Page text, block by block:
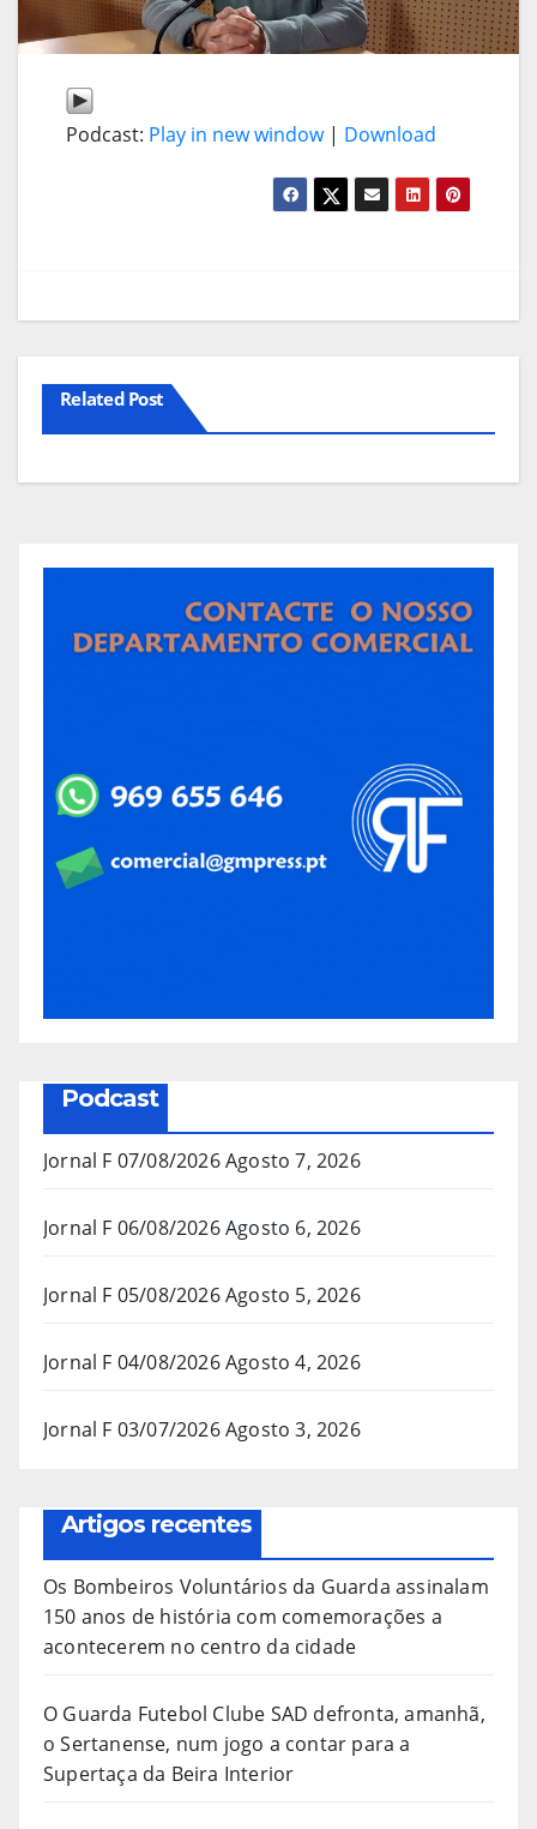
Podcast: Play in new window| Download
Related Post
Podcast
Jornal F 07/08/2026Agosto 7, 2026
Jornal F 06/08/2026Agosto 6, 2026
Jornal F 05/08/2026Agosto 5, 2026
Jornal F 04/08/2026Agosto 4, 2026
Jornal F 03/07/2026Agosto 3, 2026
Artigos recentes
Os Bombeiros Voluntários da Guarda assinalam
150 anos de história com comemorações a
acontecerem no centro da cidade
O Guarda Futebol Clube SAD defronta, amanhã,
o Sertanense, num jogo a contar para a
Supertaça da Beira Interior